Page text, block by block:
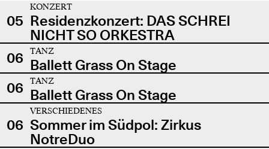
05
KONZERT
Residenzkonzert: DAS SCHREI
NICHT SO ORKESTRA
06
TANZ
Ballett Grass On Stage
06
TANZ
Ballett Grass On Stage
06
VERSCHIEDENES
Sommer im Südpol: Zirkus
NotreDuo